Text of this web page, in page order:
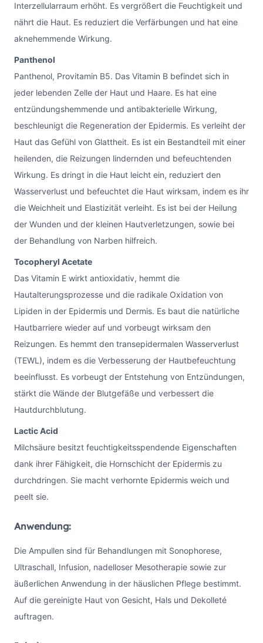
Interzellularraum erhöht. Es vergrößert die Feuchtigkeit und
nährt die Haut. Es reduziert die Verfärbungen und hat eine
aknehemmende Wirkung.
Panthenol
Panthenol, Provitamin B5. Das Vitamin B befindet sich in
jeder lebenden Zelle der Haut und Haare. Es hat eine
entzündungshemmende und antibakterielle Wirkung,
beschleunigt die Regeneration der Epidermis. Es verleiht der
Haut das Gefühl von Glattheit. Es ist ein Bestandteil mit einer
heilenden, die Reizungen lindernden und befeuchtenden
Wirkung. Es dringt in die Haut leicht ein, reduziert den
Wasserverlust und befeuchtet die Haut wirksam, indem es ihr
die Weichheit und Elastizität verleiht. Es ist bei der Heilung
der Wunden und der kleinen Hautverletzungen, sowie bei
der Behandlung von Narben hilfreich.
Tocopheryl Acetate
Das Vitamin E wirkt antioxidativ, hemmt die
Hautalterungsprozesse und die radikale Oxidation von
Lipiden in der Epidermis und Dermis. Es baut die natürliche
Hautbarriere wieder auf und vorbeugt wirksam den
Reizungen. Es hemmt den transepidermalen Wasserverlust
(TEWL), indem es die Verbesserung der Hautbefeuchtung
beeinflusst. Es vorbeugt der Entstehung von Entzündungen,
stärkt die Wände der Blutgefäße und verbessert die
Hautdurchblutung.
Lactic Acid
Milchsäure besitzt feuchtigkeitsspendende Eigenschaften
dank ihrer Fähigkeit, die Hornschicht der Epidermis zu
durchdringen. Sie macht verhornte Epidermis weich und
peelt sie.
Anwendung:
Die Ampullen sind für Behandlungen mit Sonophorese,
Ultraschall, Infusion, nadelloser Mesotherapie sowie zur
äußerlichen Anwendung in der häuslichen Pflege bestimmt.
Auf die gereinigte Haut von Gesicht, Hals und Dekolleté
auftragen.